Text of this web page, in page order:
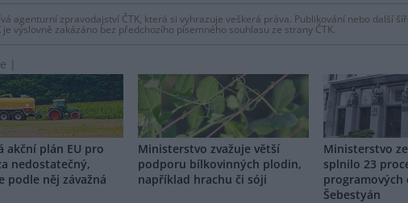
agenturní zpravodajství ČTK, která si vyhrazuje veškerá práva. Publikování nebo další
je výslovně zakázáno bez předchozího písemného souhlasu ze strany ČTK.
|
akční plán EU pro
nedostatečný,
podle něj závažná
Ministerstvo zvažuje větší
podporu bílkovinných plodin,
například hrachu či sóji
Ministerstvo
splnilo 23
programových
Šebestyán